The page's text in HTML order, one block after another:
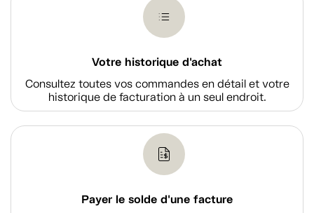
Votre historique d'achat
Consultez toutes vos commandes en détail et votre
historique de facturation à un seul endroit.
Payer le solde d'une facture